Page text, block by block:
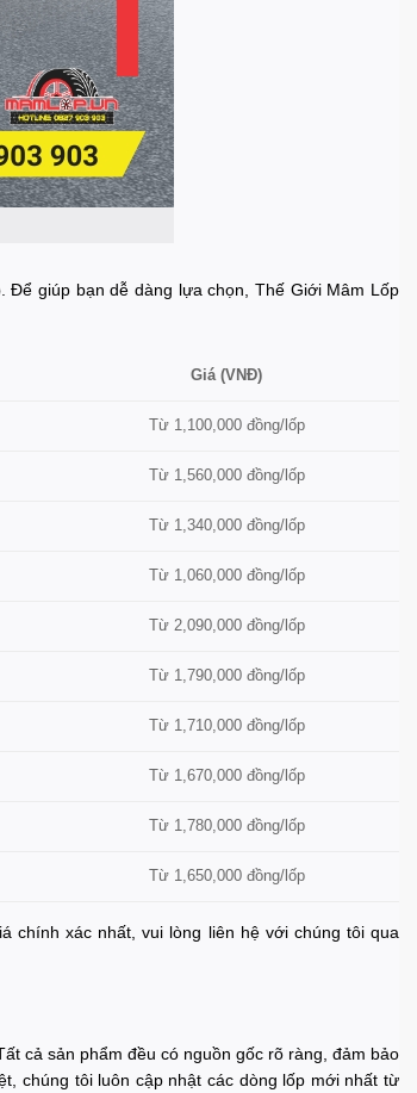
Để giúp bạn dễ dàng lựa chọn, Thế Giới Mâm Lốp
Giá (VNĐ)
Từ 1,100,000 đồng/lốp
Từ 1,560,000 đồng/lốp
Từ 1,340,000 đồng/lốp
Từ 1,060,000 đồng/lốp
Từ 2,090,000 đồng/lốp
Từ 1,790,000 đồng/lốp
Từ 1,710,000 đồng/lốp
Từ 1,670,000 đồng/lốp
Từ 1,780,000 đồng/lốp
Từ 1,650,000 đồng/lốp
chính xác nhất, vui lòng liên hệ với chúng tôi qua
cả sản phẩm đều có nguồn gốc rõ ràng, đảm bảo
chúng tôi luôn cập nhật các dòng lốp mới nhất từ